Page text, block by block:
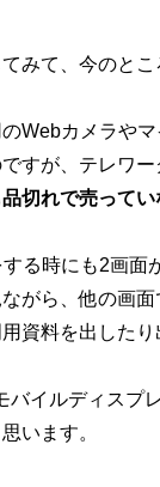
みて、今のとこ
Webカメラや
すが、テレワ
切れで売ってい
る時にも2画面
がら、他の画面
資料を出した
バイルディスプ
います。
Light HEAD
-->
/>
【岡山】
content="人